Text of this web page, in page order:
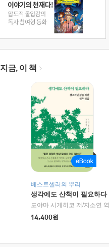
지금, 이 책
베스트셀러의 뿌리
생각에도 산책이 필요하다
도야마 시게히코 저/지소연 역
14,400원